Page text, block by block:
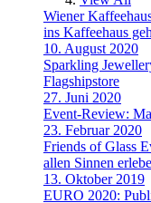
Wiener
ins Kaffeehaus
10. August 2020
Sparkling
Flagshipstore
27. Juni 2020
Event-Review:
23. Februar 2020
Friends of Glass
allen Sinnen
13. Oktober 2019
EURO 2020: